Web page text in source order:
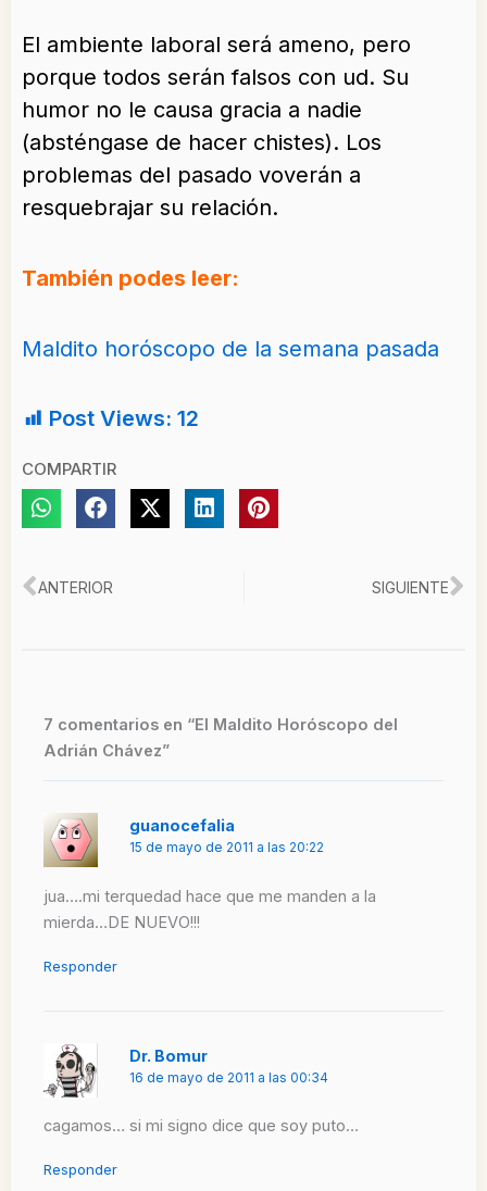
El ambiente laboral será ameno, pero
porque todos serán falsos con ud. Su
humor no le causa gracia a nadie
(absténgase de hacer chistes). Los
problemas del pasado voverán a
resquebrajar su relación.
También podes leer:
Maldito horóscopo de la semana pasada
Post Views: 12
COMPARTIR
Ant
ANTERIOR SIGUIENTE
7 comentarios en “El Maldito Horóscopo del
Adrián Chávez”
guanocefalia
15 de mayo de 2011 a las 20:22
jua….mi terquedad hace que me manden a la
mierda…DE NUEVO!!!
Responder
Dr. Bomur
16 de mayo de 2011 a las 00:34
cagamos… si mi signo dice que soy puto…
Responder